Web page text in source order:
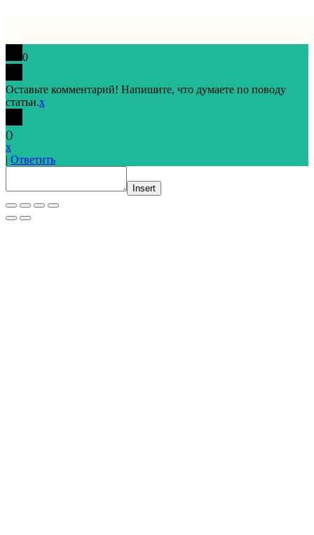
0
Оставьте комментарий! Напишите, что думаете по поводу
статьи.x
()
x
| Ответить
Insert